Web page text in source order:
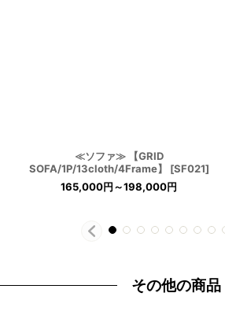
≪ソファ≫ 【GRID
SOFA/1P/13cloth/4Frame】
[SF021]
165,000円～198,000円
その他の商品